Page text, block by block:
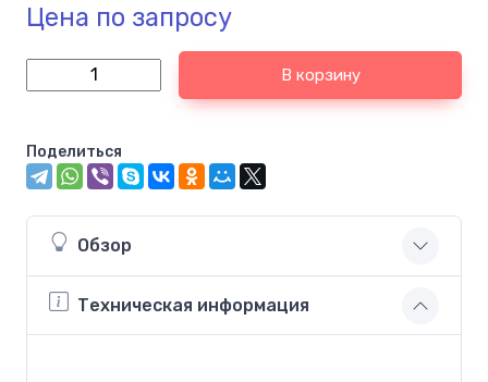
Цена по запросу
В корзину
Поделиться
Обзор
Техническая информация